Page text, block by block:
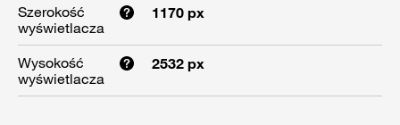
Szerokość
wyświetlacza
1170 px
Wysokość
wyświetlacza
2532 px